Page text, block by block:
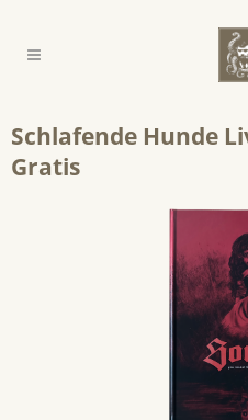
Schlafende Hunde
Gratis